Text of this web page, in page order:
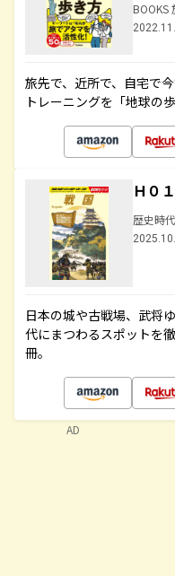
BOOKS
旅先で、近所で、自宅で
トレーニングを「地球の
Ｈ０
歴史時代
日本の城や古戦場、武将
代にまつわるスポットを
冊。
AD